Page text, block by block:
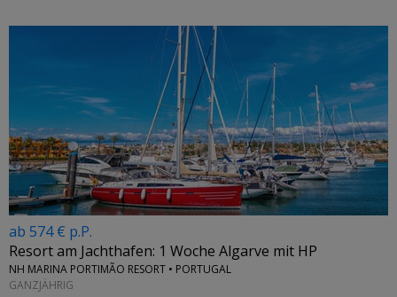
ab 574 € p.P.
Resort am Jachthafen: 1 Woche Algarve mit HP
NH MARINA PORTIMÃO RESORT • PORTUGAL
GANZJÄHRIG